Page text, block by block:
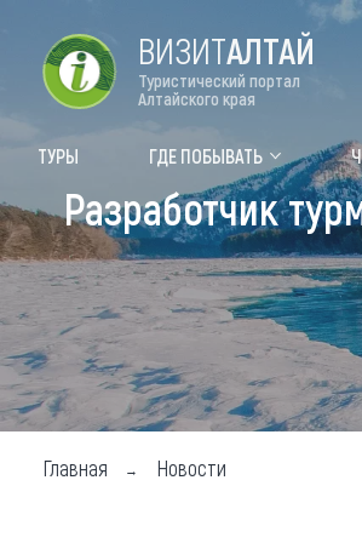
Форум VISIT ALTAI
Туры
ВИЗИТАЛТАЙ
Туристический портал
Алтайского края
ТУРЫ ГДЕ ПОБЫВАТЬ
Разработчик
Главная Новости